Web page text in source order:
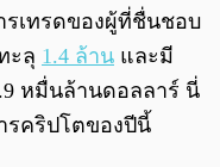
รเทรดของผู้ที่ชื่นชอบ
ะลุ 1.4 ล้าน และมี
หมื่นล้านดอลลาร์ นี่
รคริปโตของปีนี้